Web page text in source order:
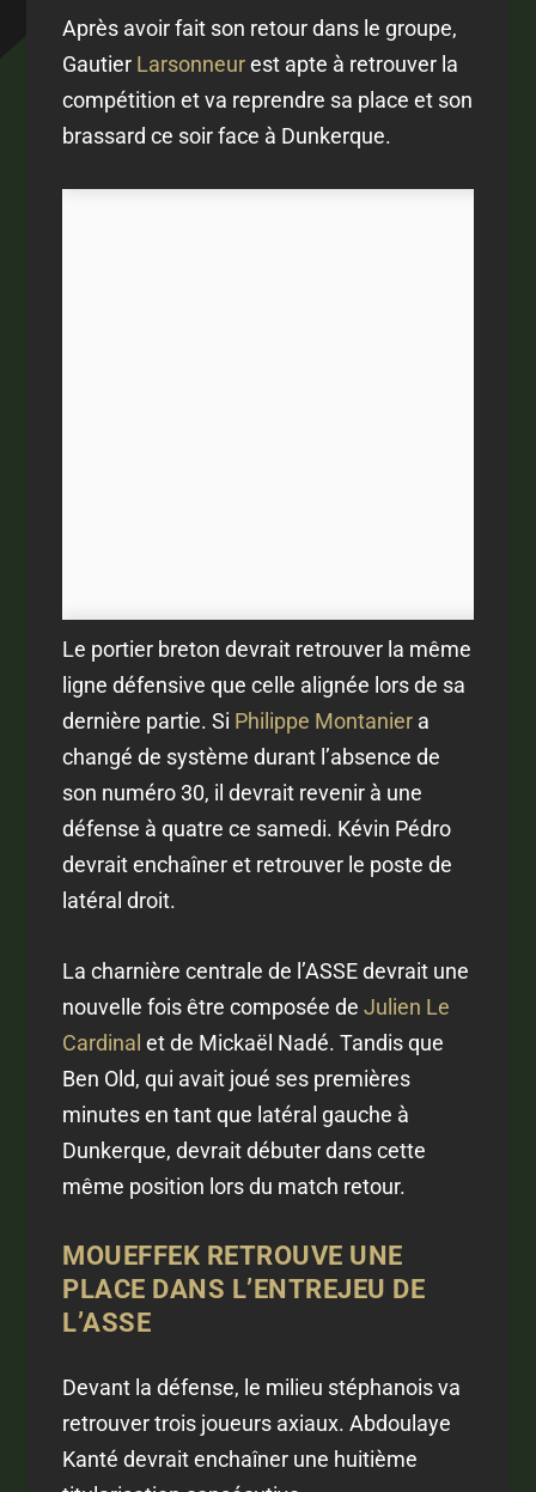
Après avoir fait son retour dans le groupe,
Gautier Larsonneurest apte à retrouver la
compétition et va reprendre sa place et son
brassard ce soir face à Dunkerque.
Le portier breton devrait retrouver la même
ligne défensive que celle alignée lors de sa
dernière partie. Si Philippe Montanier a
changé de système durant l’absence de
son numéro 30, il devrait revenir à une
défense à quatre ce samedi. Kévin Pédro
devrait enchaîner et retrouver le poste de
latéral droit.
La charnière centrale de l’ASSE devrait une
nouvelle fois être composée deJulien Le
Cardinal et de Mickaël Nadé. Tandis que
Ben Old, qui avait joué ses premières
minutes en tant que latéral gauche à
Dunkerque, devrait débuter dans cette
même position lors du match retour.
MOUEFFEK RETROUVE UNE
PLACE DANS L’ENTREJEU DE
L’ASSE
Devant la défense, le milieu stéphanois va
retrouver trois joueurs axiaux. Abdoulaye
Kanté devrait enchaîner une huitième